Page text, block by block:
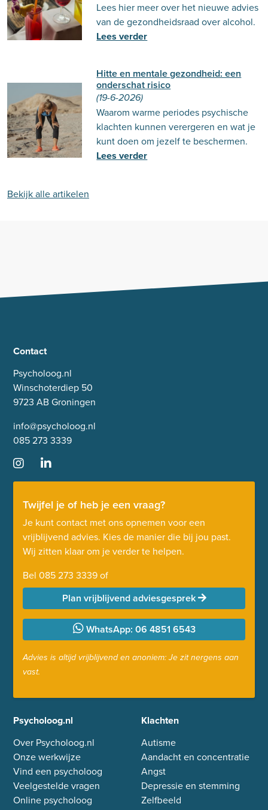
Lees hier meer over het nieuwe advies
van de gezondheidsraad over alcohol.
Lees verder
Hitte en mentale gezondheid: een
onderschat risico
(19-6-2026)
Waarom warme periodes psychische
klachten kunnen verergeren en wat je
kunt doen om jezelf te beschermen.
Lees verder
Bekijk alle artikelen
Contact
Psycholoog.nl
Winschoterdiep 50
9723 AB Groningen
info@psycholoog.nl
085 273 3339
Twijfel je of heb je een vraag?
Je kunt contact met ons opnemen voor een
vrijblijvend advies. Kies de manier die bij jou past.
Wij zitten klaar om je verder te helpen.
Bel 085 273 3339of
Plan vrijblijvend adviesgesprek
WhatsApp: 06 4851 6543
Advies is altijd vrijblijvend en anoniem: Je zit nergens aan
vast.
Psycholoog.nl
Over Psycholoog.nl
Onze werkwijze
Vind een psycholoog
Veelgestelde vragen
Online psycholoog
Klachten
Autisme
Aandacht en concentratie
Angst
Depressie en stemming
Zelfbeeld